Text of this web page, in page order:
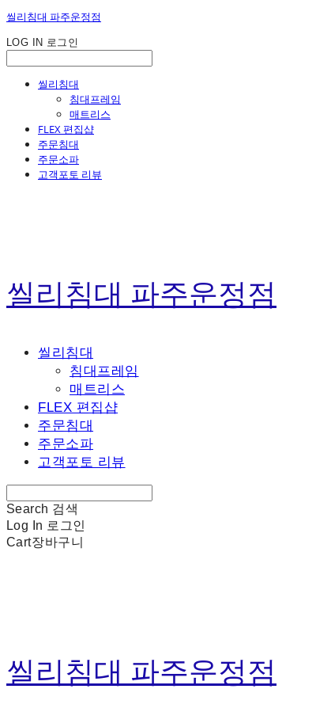
씰리침대 파주운정점
LOG IN 로그인
씰리침대
침대프레임
매트리스
FLEX 편집샵
주문침대
주문소파
고객포토 리뷰
씰리침대 파주운정점
씰리침대
침대프레임
매트리스
FLEX 편집샵
주문침대
주문소파
고객포토 리뷰
Search 검색
Log In 로그인
Cart장바구니
씰리침대 파주운정점